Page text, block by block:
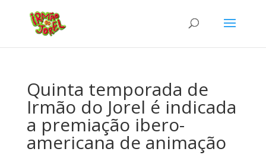
Quinta temporada de
Irmão do Jorel é indicada
a premiação ibero-
americana de animação